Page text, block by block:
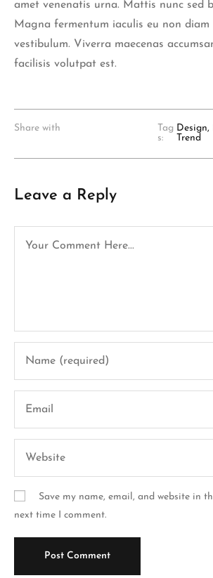
amet venenatis urna. Mattis nunc sed
Magna fermentum iaculis eu non diam
vestibulum. Viverra maecenas
facilisis volutpat est.
Share with
Tag
s:
Design,
Trend
Leave a Reply
Save my name, email, and website in
next time I comment.